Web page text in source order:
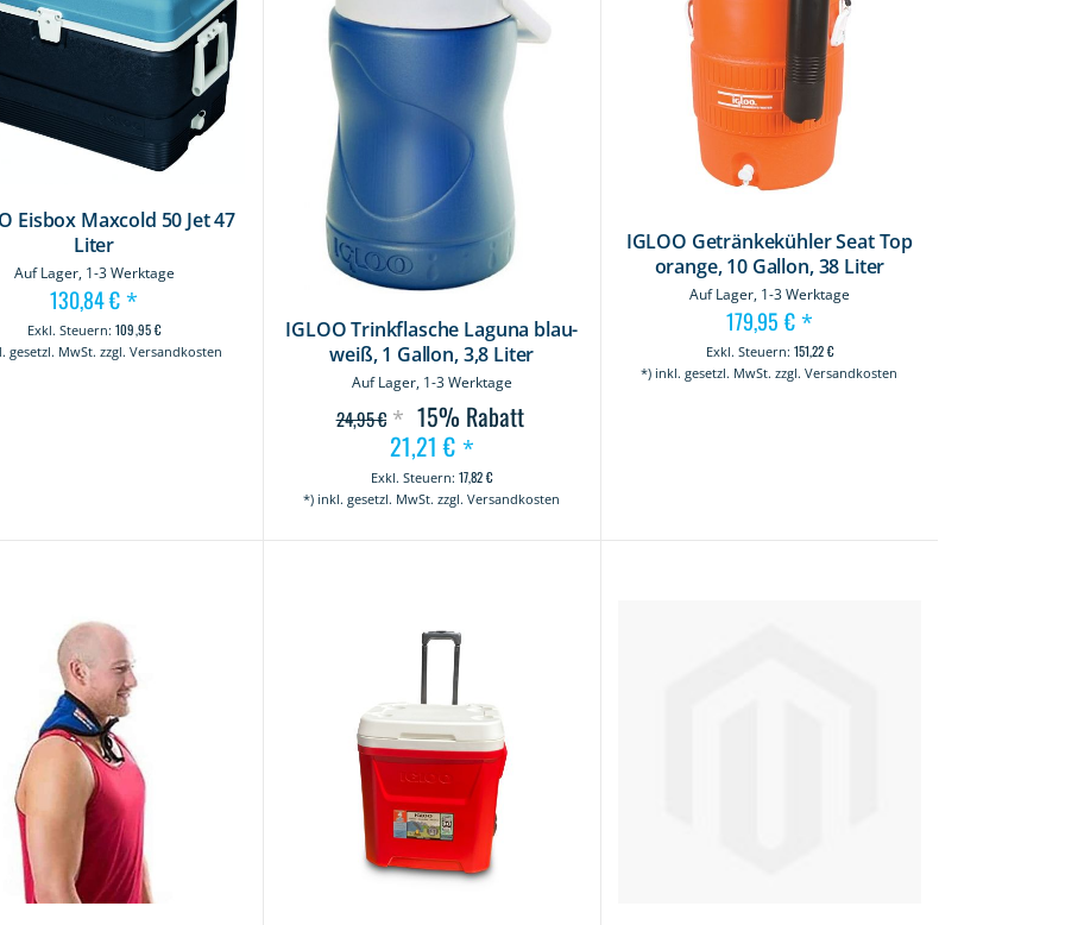
Eisbox Maxcold 50 Jet 47
Liter
Auf Lager, 1-3 Werktage
130,84 € *
109,95 €
gesetzl. MwSt. zzgl. Versandkosten
IGLOO Trinkflasche Laguna blau-
weiß, 1 Gallon, 3,8 Liter
Auf Lager, 1-3 Werktage
24,95 €* 15% Rabatt
Sonderangebot
21,21 € *
17,82 €
*) inkl. gesetzl. MwSt. zzgl. Versandkosten
IGLOO Getränkekühler Seat Top
orange, 10 Gallon, 38 Liter
Auf Lager, 1-3 Werktage
179,95 €*
151,22 €
*) inkl. gesetzl. MwSt. zzgl. Versandkosten